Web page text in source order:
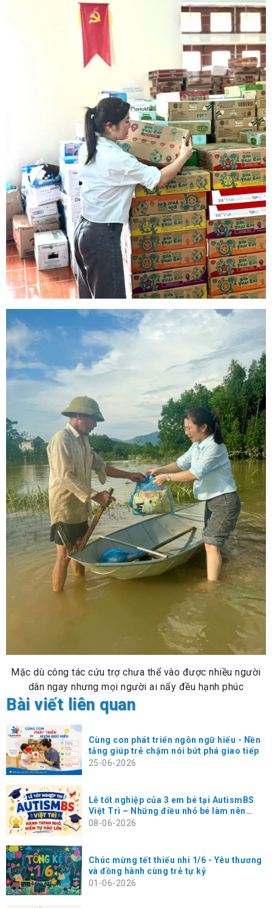
Mặc dù công tác cứu trợ chưa thể vào được nhiều người
dân ngay nhưng mọi người ai nấy đều hạnh phúc
Bài viết liên quan
Cùng con phát triển ngôn ngữ hiểu - Nền
tảng giúp trẻ chậm nói bứt phá giao tiếp
25-06-2026
Lễ tốt nghiệp của 3 em bé tại AutismBS
Việt Trì – Những điều nhỏ bé làm nên
hạnh phúc rất lớn
08-06-2026
Chúc mừng tết thiếu nhi 1/6 - Yêu thương
và đồng hành cùng trẻ tự kỷ
01-06-2026